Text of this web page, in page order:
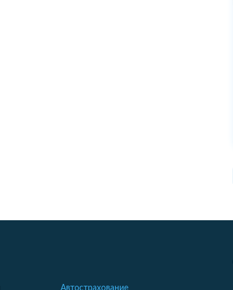
Автострахование